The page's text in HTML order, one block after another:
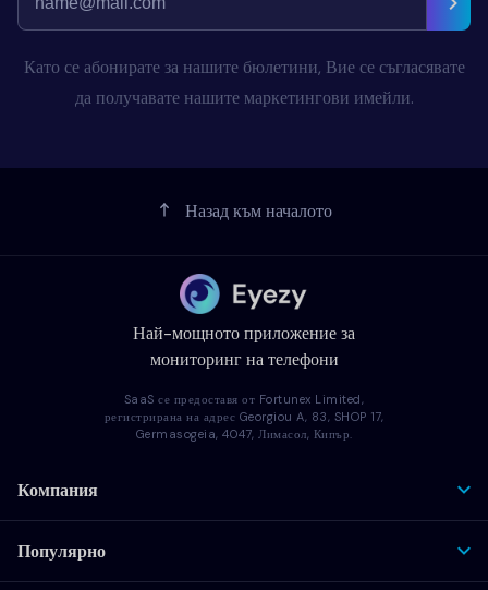
Като се абонирате за нашите бюлетини, Вие се съгласявате
да получавате нашите маркетингови имейли.
Назад към началото
Най-мощното приложение за
мониторинг на телефони
SaaS се предоставя от Fortunex Limited,
регистрирана на адрес Georgiou A, 83, SHOP 17,
Germasogeia, 4047, Лимасол, Кипър.
Компания
Популярно